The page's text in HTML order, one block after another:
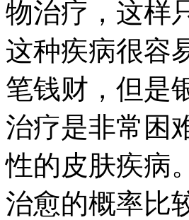
物治疗，这样
这种疾病很容
笔钱财，但是
治疗是非常困
性的皮肤疾病
治愈的概率比